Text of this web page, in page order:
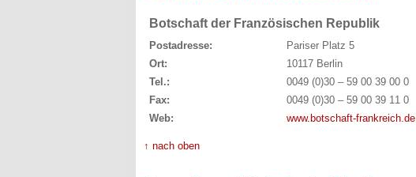
Botschaft der Französischen Republik
Postadresse:
Pariser Platz 5
Ort:
10117 Berlin
Tel.:
0049 (0)30 – 59 00 39 00 0
Fax:
0049 (0)30 – 59 00 39 11 0
Web:
www.botschaft-frankreich.de
↑ nach oben